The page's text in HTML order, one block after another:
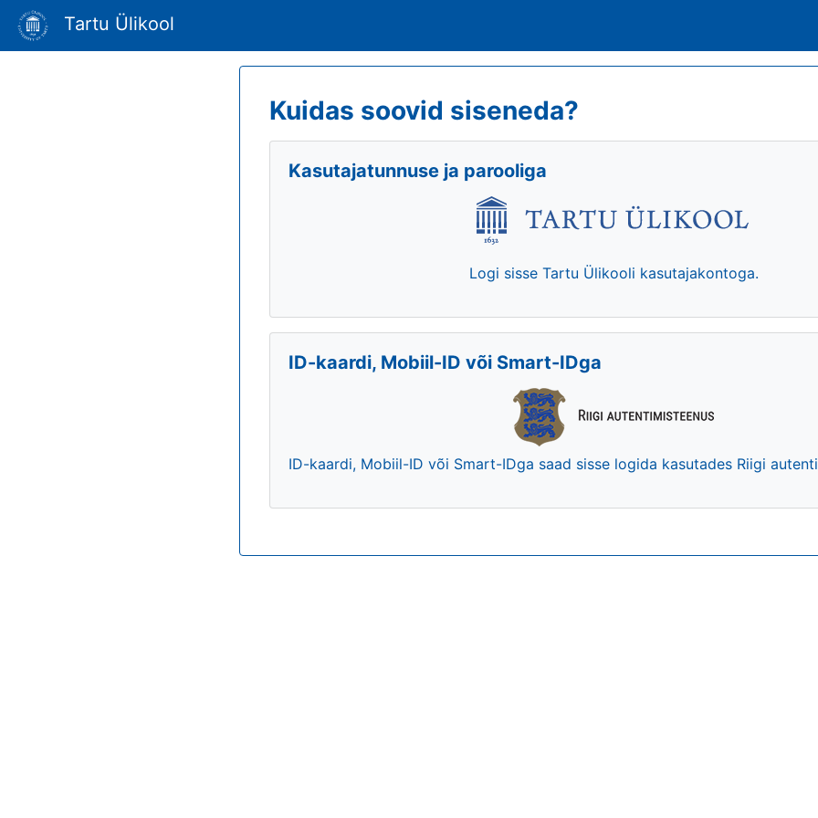
Tartu Ülikool
Kuidas soovid siseneda?
Kasutajatunnuse ja parooliga
Logi sisse Tartu Ülikooli kasutajakontoga.
ID-kaardi, Mobiil-ID või Smart-IDga
ID-kaardi, Mobiil-ID või Smart-IDga saad sisse logida kasutades Riigi